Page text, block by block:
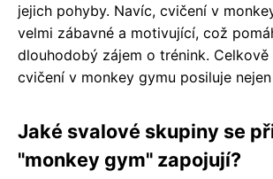
jejich pohyby. Navíc, cvičení v
velmi zábavné a motivující, což
dlouhodobý zájem o trénink.
cvičení v monkey gymu posiluje
Jaké svalové skupiny se
"monkey gym" zapojují?